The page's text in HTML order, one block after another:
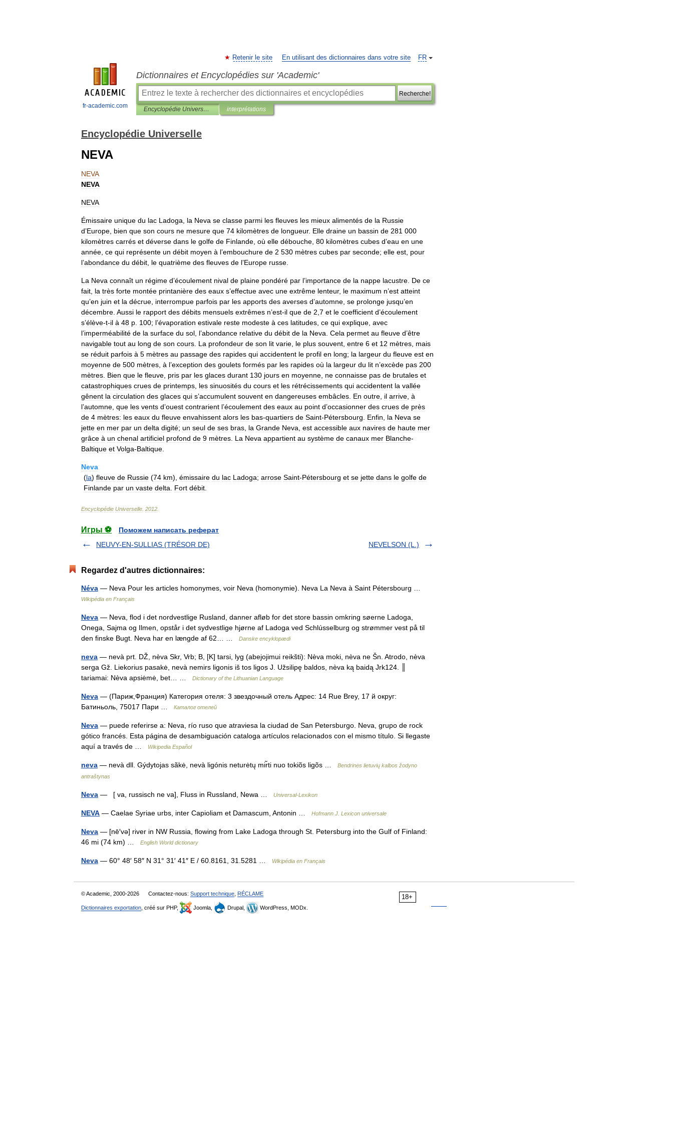
fr-academic.com
FR
Retenir le site En utilisant des dictionnaires dans votre site
Dictionnaires et Encyclopédies sur 'Academic'
Recherche!
Encyclopédie Universelle interprétations
Encyclopédie Universelle
NEVA
NEVA
NEVA
NEVA
Émissaire unique du lac Ladoga la Neva se classe parmi les fleuves les mieux alimentés de la Russie
d’Europe bien que son cours ne mesure que 74 kilomètres de longueur. Elle draine un bassin de 281 000
kilomètres carrés et déverse dans le golfe de Finlande où elle débouche 80 kilomètres cubes d’eau en une
année ce qui représente un débit moyen à l’embouchure de 2 530 mètres cubes par seconde; elle est pour
l’abondance du débit le quatrième des fleuves de l’Europe russe
La Neva connaît un régime d’écoulement nival de plaine pondéré par l’importance de la nappe lacustre De ce
fait la très forte montée printanière des eaux s’effectue avec une extrême lenteur, le maximum n’est atteint
qu’en juin et la décrue interrompue parfois par les apports des averses d’automne se prolonge jusqu’en
décembre Aussi le rapport des débits mensuels extrêmes n’est-il que de 2 7 et le coefficient d’écoulement
s’élève-t-il à 48 p 100; l’évaporation estivale reste modeste à ces latitudes ce qui explique avec
l’imperméabilité de la surface du sol l’abondance relative du débit de la Neva Cela permet au fleuve d’être
navigable tout au long de son cours La profondeur de son lit varie le plus souvent entre 6 et 12 mètres mais
se réduit parfois à 5 mètres au passage des rapides qui accidentent le profil en long; la largeur du fleuve est en
moyenne de 500 mètres à l’exception des goulets formés par les rapides où la largeur du lit n’excède pas 200
mètres Bien que le fleuve pris par les glaces durant 130 jours en moyenne ne connaisse pas de brutales et
catastrophiques crues de printemps les sinuosités du cours et les rétrécissements qui accidentent la vallée
gênent la circulation des glaces qui s’accumulent souvent en dangereuses embâcles En outre il arrive à
l’automne que les vents d’ouest contrarient l’écoulement des eaux au point d’occasionner des crues de près
de 4 mètres: les eaux du fleuve envahissent alors les bas-quartiers de Saint-Pétersbourg Enfin la Neva se
jette en mer par un delta digité; un seul de ses bras la Grande Neva est accessible aux navires de haute mer
grâce à un chenal artificiel profond de 9 mètres La Neva appartient au système de canaux mer Blanche-
Baltique et Volga-Baltique
Neva
(la) fleuve de Russie (74 km), émissaire du lac Ladoga; arrose Saint-Pétersbourg et se jette dans le golfe de
Finlande par un vaste delta Fort débit
Encyclopédie Universelle 2012
Игры ⚽
Поможем написать реферат
NEUVY-EN-SULLIAS (TRÉSOR DE)
NEVELSON (L.)
Regardez d'autres dictionnaires:
Néva — Neva Pour les articles homonymes, voir Neva (homonymie). Neva La Neva à Saint Pétersbourg …
Wikipédia en Français
Neva — Neva, flod i det nordvestlige Rusland, danner afløb for det store bassin omkring søerne Ladoga,
Onega, Sajma og Ilmen, opstår i det sydvestlige hjørne af Ladoga ved Schlússelburg og strømmer vest på til
den finske Bugt. Neva har en længde af 62… …
Danske encyklopædi
neva — nevà prt. DŽ, nèva Skr, Vrb; B, [K] tarsi, lyg (abejojimui reikšti): Nèva moki, nèva ne Šn. Atrodo, nèva
serga Gž. Liekorius pasakė, nevà nemirs ligonis iš tos ligos J. Užsilipę baldos, nèva ką baidą Jrk124. ║
tariamai: Nèva apsiėmė, bet… …
Dictionary of the Lithuanian Language
Neva — (Париж,Франция) Категория отеля: 3 звездочный отель Адрес: 14 Rue Brey, 17 й округ:
Батиньоль, 75017 Пари …
Каталог отелей
Neva — puede referirse a: Neva, río ruso que atraviesa la ciudad de San Petersburgo. Neva, grupo de rock
gótico francés. Esta página de desambiguación cataloga artículos relacionados con el mismo título. Si llegaste
aquí a través de …
Wikipedia Español
neva — nevà dll. Gýdytojas sãkė, nevà ligónis neturėtų mir̃ti nuo tokiõs ligõs …
Bendrinės lietuvių kalbos žodyno
antraštynas
Neva — [ va, russisch ne va], Fluss in Russland, Newa … Universal-Lexikon
NEVA — Caelae Syriae urbs, inter Capioliam et Damascum, Antonin … Hofmann J. Lexicon universale
Neva — [nē′və] river in NW Russia, flowing from Lake Ladoga through St. Petersburg into the Gulf of Finland:
46 mi (74 km) …
English World dictionary
Neva — 60° 48′ 58″ N 31° 31′ 41″ E / 60.8161, 31.5281 … Wikipédia en Français
18+
© Academic, 2000-2026 Contactez-nous: Support technique RÉCLAME
Dictionnaires exportation , créé sur PHP, Joomla, Drupal, WordPress, MODx.